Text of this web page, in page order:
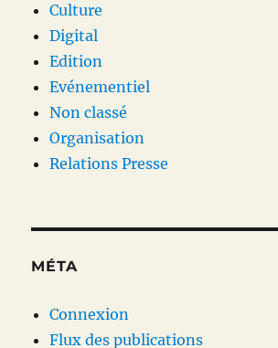
Culture
Digital
Edition
Evénementiel
Non classé
Organisation
Relations Presse
MÉTA
Connexion
Flux des publications